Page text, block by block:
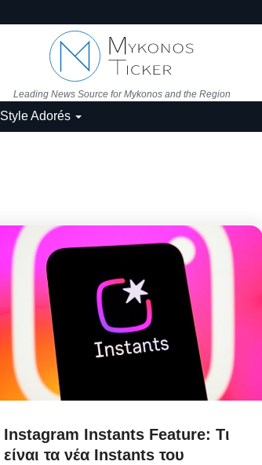
Leading News Source for Mykonos and the Region
Style Adorés
Instagram Instants Feature: Τι
είναι τα νέα Instants του